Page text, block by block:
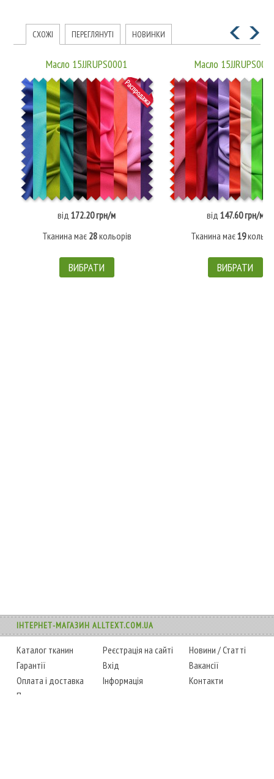
СХОЖІ ПЕРЕГЛЯНУТІ НОВИНКИ
Масло 15JJRUPS0001
від172.20 грн/м
Тканина має 28кольорів
ВИБРАТИ
Масло
від 147.60 грн/м
Тканина має19
ВИБРАТИ
ІНТЕРНЕТ-МАГАЗИН ALLTEXT.COM.UA
Каталог тканин
Гарантії
Оплата і доставка
Повернення товару
Реєстрація на сайті
Вхід
Інформація
Новини /Статті
Вакансії
Контакти